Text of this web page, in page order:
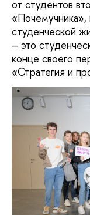
от студентов
студенческой
– это
конце своего
«Стратегия и